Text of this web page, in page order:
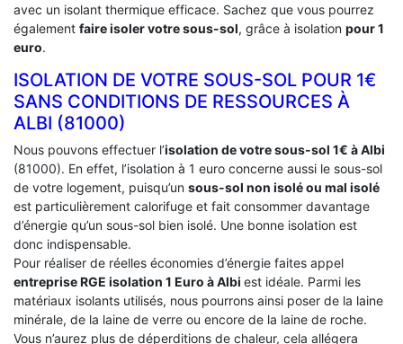
avec un isolant thermique efficace. Sachez que vous pourrez
également faire isoler votre sous-sol, grâce à isolation pour 1
euro.
ISOLATION DE VOTRE SOUS-SOL POUR 1€
SANS CONDITIONS DE RESSOURCES À
‎ALBI (81000)
Nous pouvons effectuer l’isolation de votre sous-sol 1€ à Albi
(81000). En effet, l’isolation à 1 euro concerne aussi le sous-sol
de votre logement, puisqu’un sous-sol non isolé ou mal isolé
est particulièrement calorifuge et fait consommer davantage
d’énergie qu’un sous-sol bien isolé. Une bonne isolation est
donc indispensable.
Pour réaliser de réelles économies d’énergie faites appel
entreprise RGE isolation 1 Euro à Albi est idéale. Parmi les
matériaux isolants utilisés, nous pourrons ainsi poser de la laine
minérale, de la laine de verre ou encore de la laine de roche.
Vous n’aurez plus de déperditions de chaleur, cela allégera